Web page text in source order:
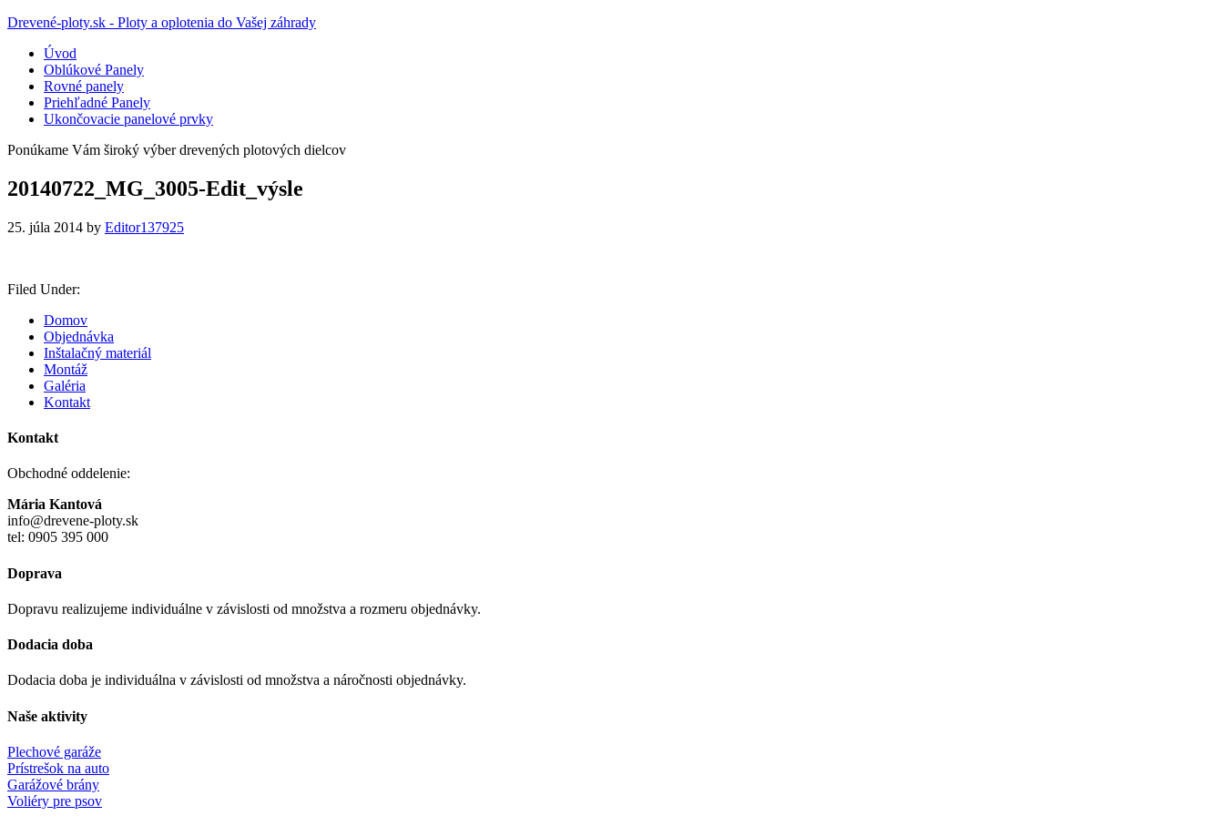
Drevené-ploty.sk - Ploty a oplotenia do Vašej záhrady
Úvod
Oblúkové Panely
Rovné panely
Priehľadné Panely
Ukončovacie panelové prvky
Ponúkame Vám široký výber drevených plotových dielcov
20140722_MG_3005-Edit_výsle
25. júla 2014 by Editor137925
Filed Under:
Domov
Objednávka
Inštalačný materiál
Montáž
Galéria
Kontakt
Kontakt
Obchodné oddelenie:
Mária Kantová
info@drevene-ploty.sk
tel: 0905 395 000
Doprava
Dopravu realizujeme individuálne v závislosti od množstva a rozmeru objednávky.
Dodacia doba
Dodacia doba je individuálna v závislosti od množstva a náročnosti objednávky.
Naše aktivity
Plechové garáže
Prístrešok na auto
Garážové brány
Voliéry pre psov